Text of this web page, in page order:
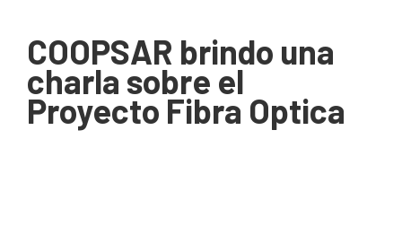
COOPSAR brindo una
charla sobre el
Proyecto Fibra Optica